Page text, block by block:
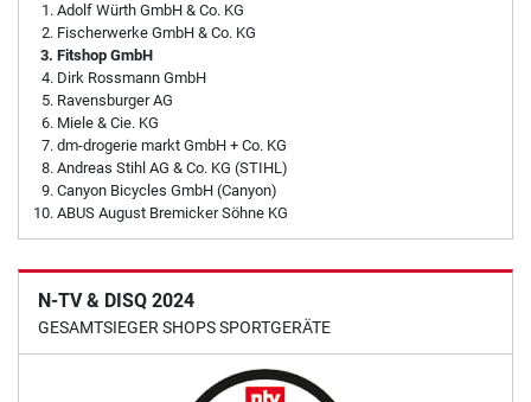
Adolf Würth GmbH & Co. KG
Fischerwerke GmbH & Co. KG
Fitshop GmbH
Dirk Rossmann GmbH
Ravensburger AG
Miele & Cie. KG
dm-drogerie markt GmbH + Co. KG
Andreas Stihl AG & Co. KG (STIHL)
Canyon Bicycles GmbH (Canyon)
ABUS August Bremicker Söhne KG
N-TV & DISQ 2024
GESAMTSIEGER SHOPS SPORTGERÄTE